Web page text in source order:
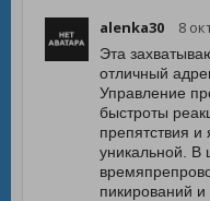
alenka30 8
Эта
отличный
Управление
быстроты
препятствия
уникальной. В
пикирований